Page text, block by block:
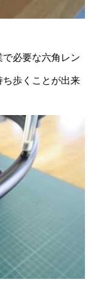
必要な六角レン
歩くことが出来